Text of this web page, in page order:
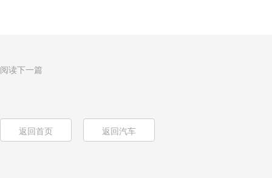
阅读下一篇
返回首页 返回汽车